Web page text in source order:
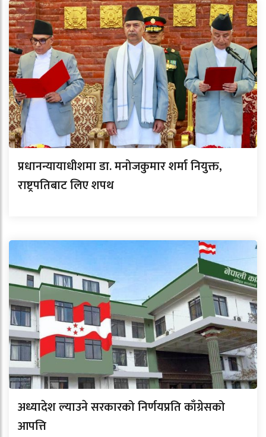
प्रधानन्यायाधीशमा डा. मनोजकुमार शर्मा नियुक्त,
राष्ट्रपतिबाट लिए शपथ
अध्यादेश ल्याउने सरकारको निर्णयप्रति काँग्रेसको
आपत्ति